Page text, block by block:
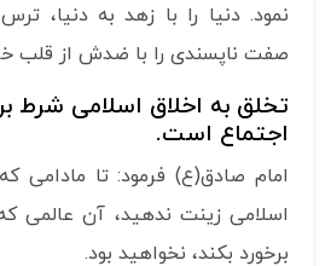
نمود. دنیا را با زهد به دنیا،
صفت ناپسندی را با ضدش از قلب
تخلق به اخلاق اسلامی شرط
اجتماع است.
امام صادق(ع) فرمود: تا مادامی
اسلامی زینت ندهید، آن عالمی که
برخورد بکند، نخواهید بود.